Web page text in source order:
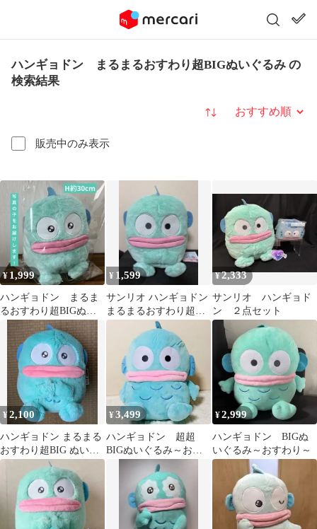
ハンギョドン まるまるおすわり超BIGぬいぐるみ の
検索結果
販売中のみ表示
並び替え
¥ 1,999
ハンギョドン まるま
るおすわり超BIGぬい
ぐるみ sanrio サンリ
¥ 1,599
サンリオ ハンギョドン
まるまるおすわり超
BIGぬいぐるみ
¥2,333
サンリオ ハンギョド
ン ２点セット
¥2,100
ハンギョドン まるまる
おすわり超BIG ぬいぐ
るみ うるうる目
¥3,499
ハンギョドン 超超
BIGぬいぐるみ～おす
¥2,999
ハンギョドン BIGぬ
いぐるみ～おすわり～